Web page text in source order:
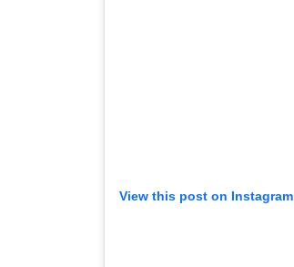
View this post on Instagram